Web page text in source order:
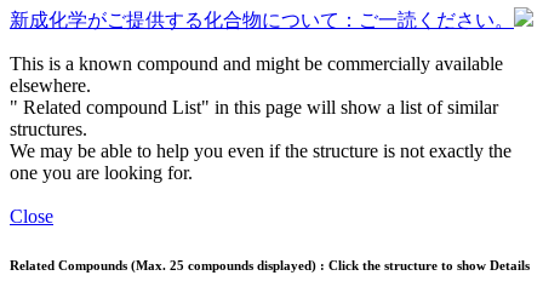
新成化学がご提供する化合物について：ご一読ください。
This is a known compound and might be commercially available
elsewhere.
" Related compound List" in this page will show a list of similar
structures.
We may be able to help you even if the structure is not exactly the
one you are looking for.
Close
Related Compounds (Max. 25 compounds displayed) : Click the structure to show Details